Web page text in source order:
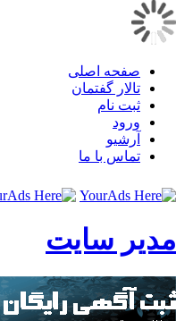
صفحه اصلی
تالار گفتمان
ثبت نام
ورود
آرشیو
تماس با ما
سایت